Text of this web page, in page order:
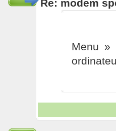
Re: modem
Menu »